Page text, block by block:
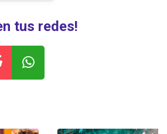
tus redes!